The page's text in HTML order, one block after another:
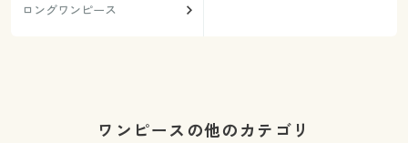
ロングワンピース
ワンピースの他のカテゴリ